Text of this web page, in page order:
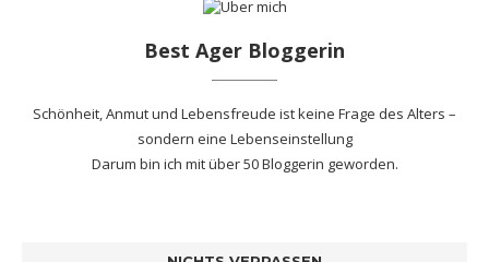
Best Ager Bloggerin
Schönheit, Anmut und Lebensfreude ist keine Frage des Alters –
sondern eine Lebenseinstellung
Darum bin ich mitüber 50 Bloggerin geworden.